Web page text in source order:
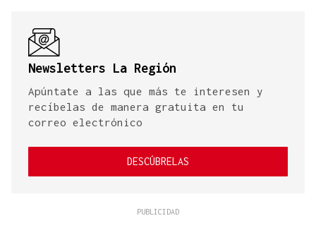
Newsletters La Región
Apúntate a las que más te interesen y
recíbelas de manera gratuita en tu
correo electrónico
DESCÚBRELAS